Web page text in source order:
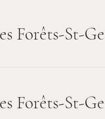
Forêts-St-
Forêts-St-